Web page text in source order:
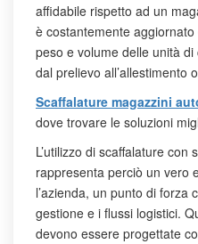
affidabile rispetto ad un
è costantemente
peso e volume delle unità
dal prelievo all’allestimento
Scaffalature magazzini
dove trovare le soluzioni
L’utilizzo di scaffalature con
rappresenta perciò un vero
l’azienda, un punto di forza
gestione e i flussi logistici.
devono essere progettate